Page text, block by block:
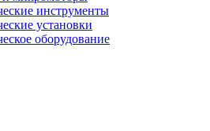
инструменты
установки
оборудование